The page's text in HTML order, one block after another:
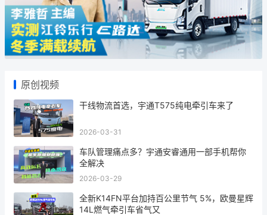
原创视频
干线物流首选，宇通T575纯电牵引车来了
2026-03-31
车队管理痛点多？宇通安睿通用一部手机帮你
全解决
2026-03-29
全新K14FN平台加持百公里节气 5%，欧曼星辉
14L燃气牵引车省气又